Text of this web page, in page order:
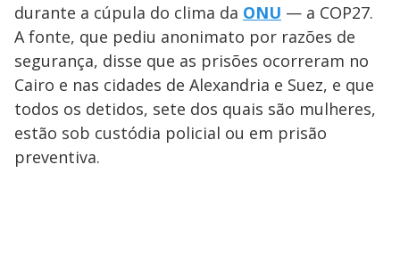
durante a cúpula do clima da ONU — a COP27.
A fonte, que pediu anonimato por razões de
segurança, disse que as prisões ocorreram no
Cairo e nas cidades de Alexandria e Suez, e que
todos os detidos, sete dos quais são mulheres,
estão sob custódia policial ou em prisão
preventiva.